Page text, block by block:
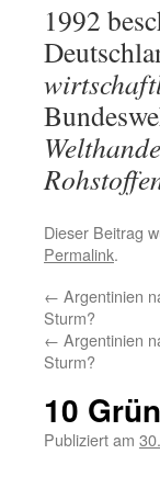
1992
Dieser Beitrag
Permalink.
← Argentinien
Sturm?
← Argentinien
Sturm?
10
Publiziert am